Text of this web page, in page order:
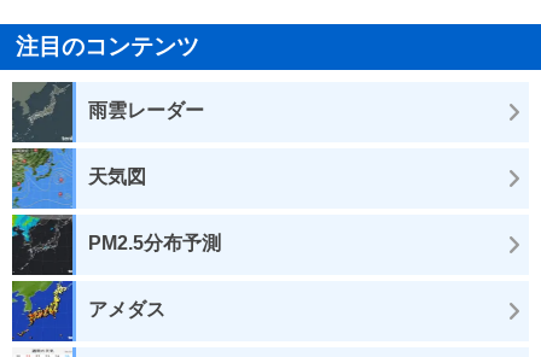
注目のコンテンツ
雨雲レーダー
天気図
PM2.5分布予測
アメダス